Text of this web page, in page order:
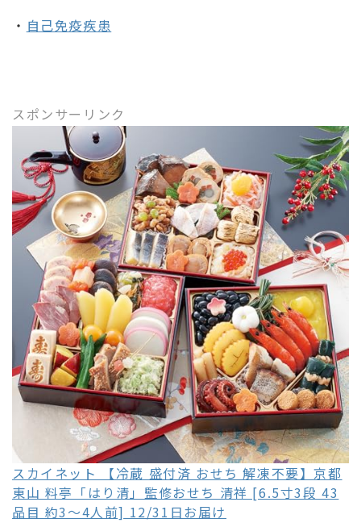
・ 自己免疫疾患
スポンサーリンク
スカイネット 【冷蔵 盛付済 おせち 解凍不要】京都
東山 料亭「はり清」監修おせち 清祥 [6.5寸3段 43
品目 約3～4人前] 12/31日お届け